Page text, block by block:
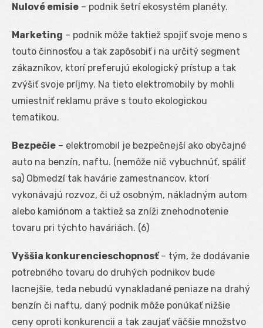
Nulové emisie – podnik šetrí ekosystém planéty.
Marketing – podnik môže taktiež spojiť svoje meno s
touto činnosťou a tak zapôsobiť i na určitý segment
zákazníkov, ktorí preferujú ekologický prístup a tak
zvýšiť svoje príjmy. Na tieto elektromobily by mohli
umiestniť reklamu práve s touto ekologickou
tematikou.
Bezpečie – elektromobil je bezpečnejší ako obyčajné
auto na benzín, naftu. (nemôže nič vybuchnúť, spáliť
sa) Obmedzí tak havárie zamestnancov, ktorí
vykonávajú rozvoz, či už osobným, nákladným autom
alebo kamiónom a taktiež sa zníži znehodnotenie
tovaru pri týchto haváriách. (6)
Vyššia konkurencieschopnosť– tým, že dodávanie
potrebného tovaru do druhých podnikov bude
lacnejšie, teda nebudú vynakladané peniaze na drahý
benzín či naftu, daný podnik môže ponúkať nižšie
ceny oproti konkurencii a tak zaujať väčšie množstvo